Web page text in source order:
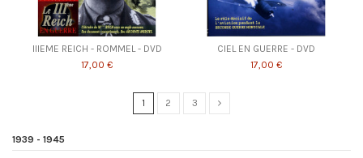
IIIEME REICH - ROMMEL - DVD
17,00 €
CIEL EN GUERRE - DVD
17,00 €
1 2 3
1939 - 1945